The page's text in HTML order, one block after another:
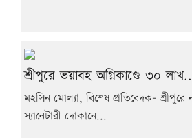
শ্রীপুরে ভয়াবহ অগ্নিকাণ্ডে ৩০
মহসিন মোল্যা, বিশেষ প্রতিবেদক-
স্যানেটারী দোকানে...